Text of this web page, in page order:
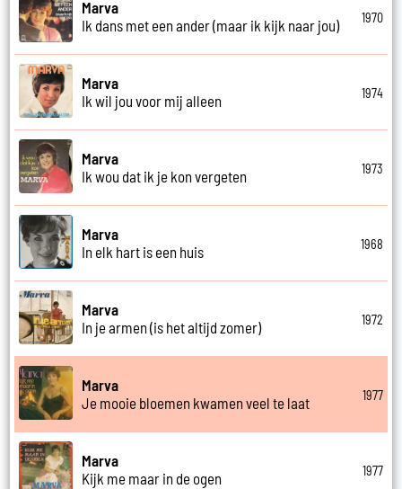
Marva
Ik dans met een ander (maar ik kijk naar jou)
1970
Marva
Ik wil jou voor mij alleen
1974
Marva
Ik wou dat ik je kon vergeten
1973
Marva
In elk hart is een huis
1968
Marva
In je armen (is het altijd zomer)
1972
Marva
Je mooie bloemen kwamen veel te laat
1977
Marva
Kijk me maar in de ogen
1977